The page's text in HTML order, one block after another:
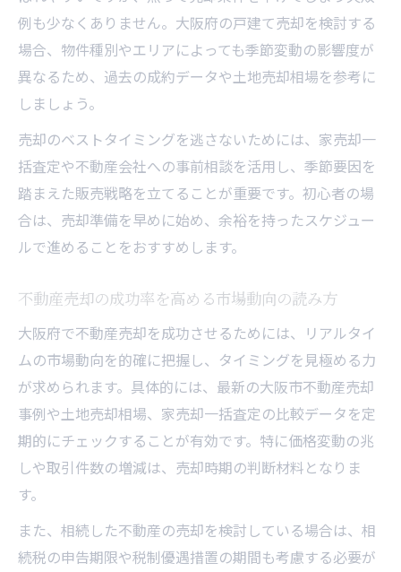
介
一括査定や買取業者選びで注意すべきポイ
ント
損しないための不動産売却手続きの注意点
例も少なくありません。大阪府の戸建て売却を検討する
場合、物件種別やエリアによっても季節変動の影響度が
異なるため、過去の成約データや土地売却相場を参考に
しましょう。
売却のベストタイミングを逃さないためには、家売却一
括査定や不動産会社への事前相談を活用し、季節要因を
踏まえた販売戦略を立てることが重要です。初心者の場
合は、売却準備を早めに始め、余裕を持ったスケジュー
ルで進めることをおすすめします。
不動産売却の成功率を高める市場動向の読み方
大阪府で不動産売却を成功させるためには、リアルタイ
ムの市場動向を的確に把握し、タイミングを見極める力
が求められます。具体的には、最新の大阪市不動産売却
事例や土地売却相場、家売却一括査定の比較データを定
期的にチェックすることが有効です。特に価格変動の兆
しや取引件数の増減は、売却時期の判断材料となりま
す。
また、相続した不動産の売却を検討している場合は、相
続税の申告期限や税制優遇措置の期間も考慮する必要が